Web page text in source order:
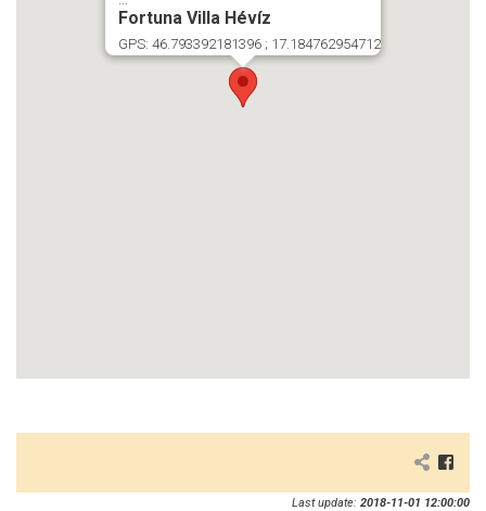
Fortuna Villa Hévíz
GPS: 46.793392181396 ; 17.184762954712
Last update: 2018-11-01 12:00:00